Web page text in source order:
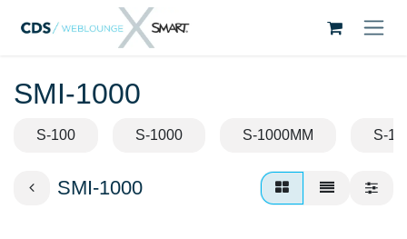
Zum Inhalt springen
SMI-1000
S-100 S-1000 S-1000MM S-
SMI-1000